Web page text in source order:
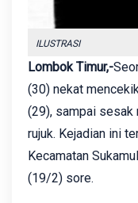
ILUSTRASI
Lombok Timur,-
(30) nekat
(29), sampai sesak
rujuk. Kejadian ini
Kecamatan
(19/2) sore.